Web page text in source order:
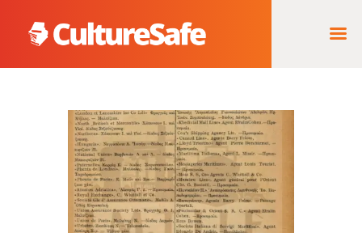
ΑΡΧΙΚΉ
ΦΟΡΈΑΣ ΥΛΟΠΟΊΗΣΗΣ
& ΈΡΓΑ
ΘΗΣΑΥΡΌΣ
ΤΕΚΜΗΡΊΩΝ